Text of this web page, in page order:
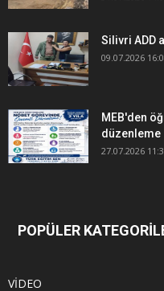
Silivri ADD
09.07.2026
MEB'den
düzenleme
27.07.2026
POPÜLER
VİDEO